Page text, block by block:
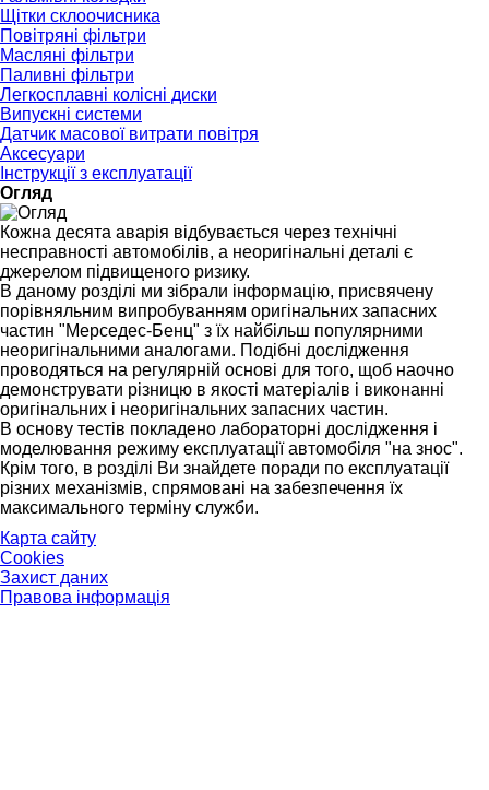
Щітки склоочисника
Повітряні фільтри
Масляні фільтри
Паливні фільтри
Легкосплавні колісні диски
Випускні системи
Датчик масової витрати повітря
Аксесуари
Інструкції з експлуатації
Огляд
Кожна десята аварія відбувається через технічні
несправності автомобілів, а неоригінальні деталі є
джерелом підвищеного ризику.
В даному розділі ми зібрали інформацію, присвячену
порівняльним випробуванням оригінальних запасних
частин "Мерседес-Бенц" з їх найбільш популярними
неоригінальними аналогами. Подібні дослідження
проводяться на регулярній основі для того, щоб наочно
демонструвати різницю в якості матеріалів і виконанні
оригінальних і неоригінальних запасних частин.
В основу тестів покладено лабораторні дослідження і
моделювання режиму експлуатації автомобіля "на знос".
Крім того, в розділі Ви знайдете поради по експлуатації
різних механізмів, спрямовані на забезпечення їх
максимального терміну служби.
Карта сайту
Cookies
Захист даних
Правова інформація